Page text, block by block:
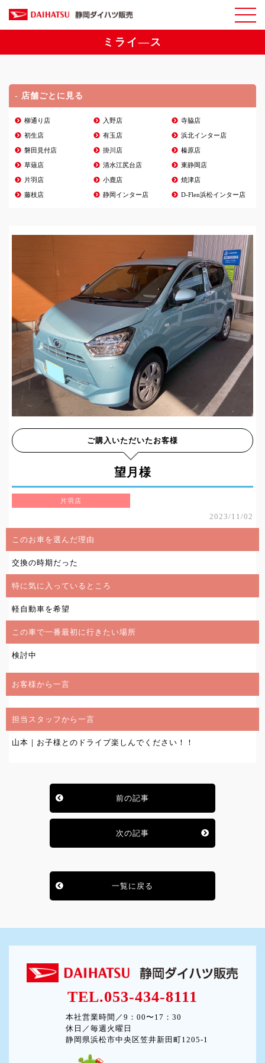
ミライ―ス
- 店舗ごとに見る
柳通り店 入野店 寺脇店
初生店 有玉店 浜北インター店
磐田見付店 掛川店 榛原店
草薙店 清水江尻台店 東静岡店
片羽店 小鹿店 焼津店
藤枝店 静岡インター店 D-Flen浜松インター店
ご購入いただいたお客様
望月様
片羽店
2023/11/02
このお車を選んだ理由
交換の時期だった
特に気に入っているところ
軽自動車を希望
この車で一番最初に行きたい場所
検討中
お客様から一言
担当スタッフから一言
山本｜お子様とのドライブ楽しんでください！！
前の記事
次の記事
一覧に戻る
TEL.053-434-8111
本社営業時間／9：00〜17：30
休日／毎週火曜日
静岡県浜松市中央区笠井新田町1205-1